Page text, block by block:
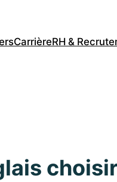
CarrièreRH &